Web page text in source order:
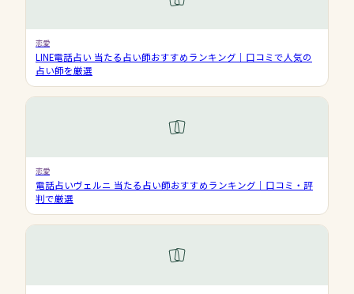
恋愛
LINE電話占い 当たる占い師おすすめランキング｜口コミで人気の
占い師を厳選
恋愛
電話占いヴェルニ 当たる占い師おすすめランキング｜口コミ・評
判で厳選